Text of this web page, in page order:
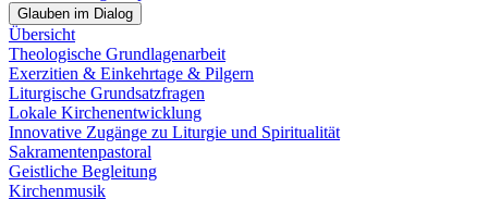
Glauben im Dialog
Übersicht
Theologische Grundlagenarbeit
Exerzitien & Einkehrtage & Pilgern
Liturgische Grundsatzfragen
Lokale Kirchenentwicklung
Innovative Zugänge zu Liturgie und Spiritualität
Sakramentenpastoral
Geistliche Begleitung
Kirchenmusik